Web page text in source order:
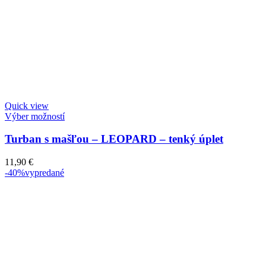
Quick view
Výber možností
Turban s mašľou – LEOPARD – tenký úplet
11,90 €
-40%vypredané